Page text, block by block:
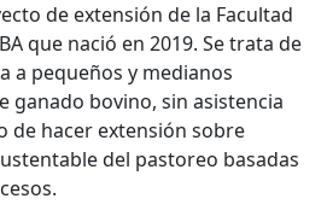
de extensión de la Facultad
que nació en 2019. Se trata de
a pequeños y medianos
ganado bovino, sin asistencia
de hacer extensión sobre
del pastoreo basadas